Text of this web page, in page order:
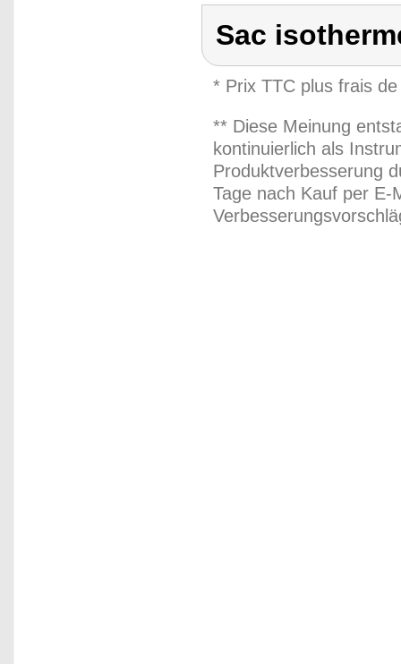
Sac
* Prix TTC plus frais
** Diese Meinung
kontinuierlich als
Produktverbesserung
Tage nach Kauf per E-